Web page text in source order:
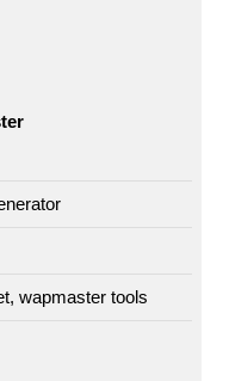
wapmaster tools